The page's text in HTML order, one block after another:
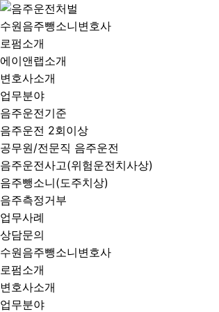
수원음주뺑소니변호사
로펌소개
에이앤랩소개
변호사소개
업무분야
음주운전기준
음주운전 2회이상
공무원/전문직 음주운전
음주운전사고(위험운전치사상)
음주뺑소니(도주치상)
음주측정거부
업무사례
상담문의
수원음주뺑소니변호사
로펌소개
변호사소개
업무분야